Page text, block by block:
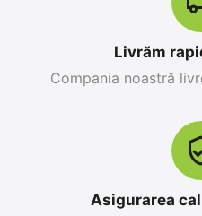
Apple iPhone 17 Pro
MDL
MDL -12%
Livrăm
Compania noastră
Asigurarea